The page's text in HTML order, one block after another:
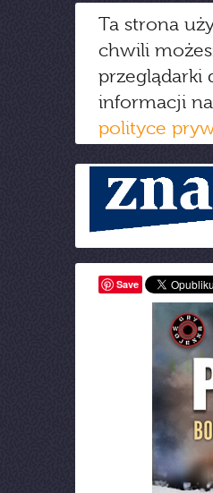
Ta strona
chwili
przeglądarki
informacji
polityce
Save